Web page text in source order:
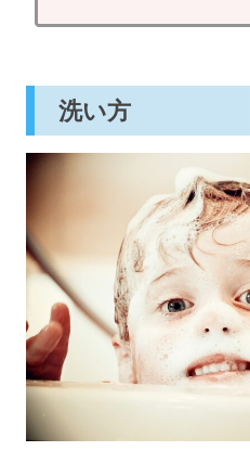
洗い方